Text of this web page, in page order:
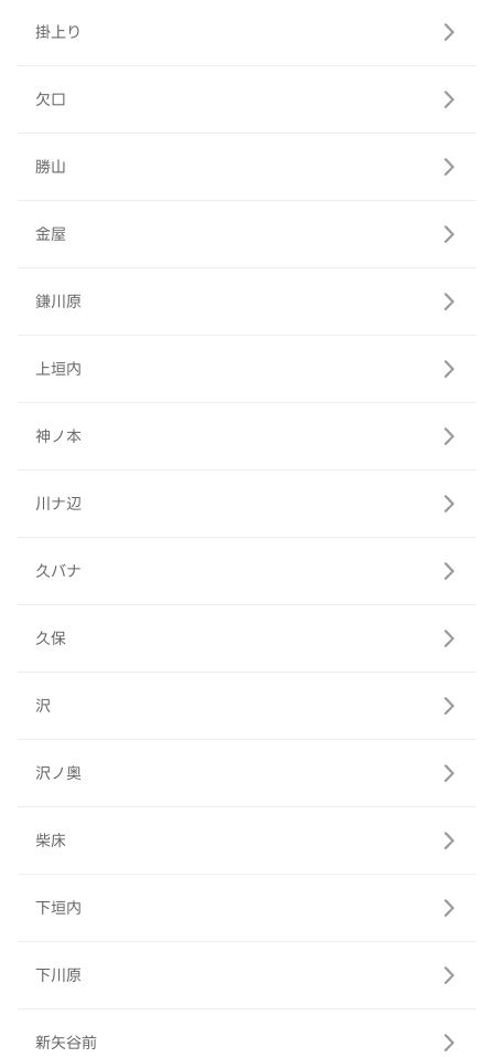
掛上り
欠口
勝山
金屋
鎌川原
上垣内
神ノ本
川ナ辺
久バナ
久保
沢
沢ノ奥
柴床
下垣内
下川原
新矢谷前